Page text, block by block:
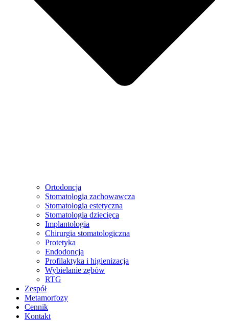
Ortodoncja
Stomatologia zachowawcza
Stomatologia estetyczna
Stomatologia dziecięca
Implantologia
Chirurgia stomatologiczna
Protetyka
Endodoncja
Profilaktyka i higienizacja
Wybielanie zębów
RTG
Zespół
Metamorfozy
Cennik
Kontakt